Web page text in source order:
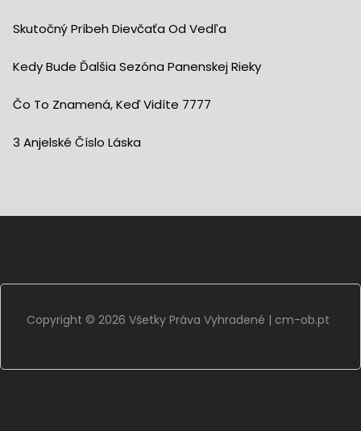
Skutočný Príbeh Dievčaťa Od Vedľa
Kedy Bude Ďalšia Sezóna Panenskej Rieky
Čo To Znamená, Keď Vidíte 7777
3 Anjelské Číslo Láska
Copyright © 2026 Všetky Práva Vyhradené | cm-ob.pt